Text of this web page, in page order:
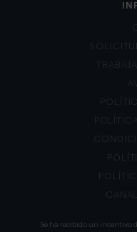
Se ha recibido un incentivo